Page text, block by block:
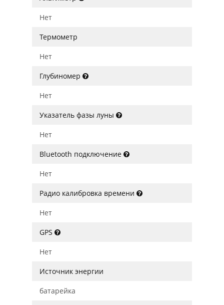
Нет
Термометр
Нет
Глубиномер
Нет
Указатель фазы луны
Нет
Bluetooth подключение
Нет
Радио калибровка времени
Нет
GPS
Нет
Источник энергии
батарейка